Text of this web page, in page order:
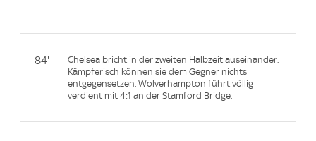
84'
Chelsea bricht in der zweiten Halbzeit auseinander.
Kämpferisch können sie dem Gegner nichts
entgegensetzen. Wolverhampton führt völlig
verdient mit 4:1 an der Stamford Bridge.